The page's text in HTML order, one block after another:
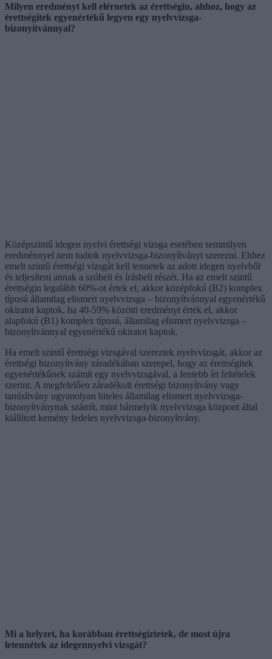
Milyen eredményt kell elérnetek az érettségin, ahhoz, hogy az
érettségitek egyenértékű legyen egy nyelvvizsga-
bizonyítvánnyal?
Középszintű idegen nyelvi érettségi vizsga esetében semmilyen
eredménnyel nem tudtok nyelvvizsga-bizonyítványt szerezni. Ehhez
emelt szintű érettségi vizsgát kell tennetek az adott idegen nyelvből
és teljesíteni annak a szóbeli és írásbeli részét. Ha az emelt szintű
érettségin legalább 60%-ot értek el, akkor középfokú (B2) komplex
típusú államilag elismert nyelvvizsga – bizonyítvánnyal egyenértékű
okiratot kaptok, ha 40-59% közötti eredményt értek el, akkor
alapfokú (B1) komplex típusú, államilag elismert nyelvvizsga –
bizonyítvánnyal egyenértékű okiratot kaptok.
Ha emelt szintű érettségi vizsgával szereztek nyelvvizsgát, akkor az
érettségi bizonyítvány záradékában szerepel, hogy az érettségitek
egyenértékűnek számít egy nyelvvizsgával, a fentebb írt feltételek
szerint. A megfelelően záradékolt érettségi bizonyítvány vagy
tanúsítvány ugyanolyan hiteles államilag elismert nyelvvizsga-
bizonyítványnak számít, mint bármelyik nyelvvizsga központ által
kiállított kemény fedeles nyelvvizsga-bizonyítvány.
Mi a helyzet, ha korábban érettségiztetek, de most újra
letennétek az idegennyelvi vizsgát?